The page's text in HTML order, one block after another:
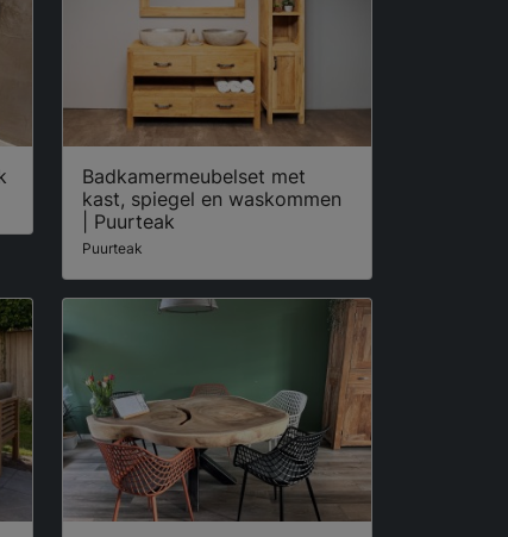
Badkamermeubelset met
kast, spiegel en waskommen
| Puurteak
Puurteak